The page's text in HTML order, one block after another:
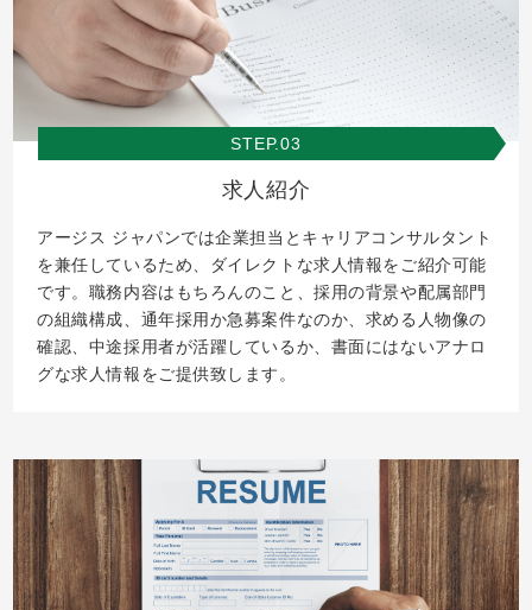
STEP.03
求人紹介
アージス ジャパンでは企業担当とキャリアコンサルタント
を兼任しているため、ダイレクトな求人情報をご紹介可能
です。職務内容はもちろんのこと、採用の背景や配属部門
の組織構成、通年採用か急募案件なのか、求める人物像の
確認、中途採用者が活躍しているか、書面にはないアナロ
グな求人情報をご提供致します。